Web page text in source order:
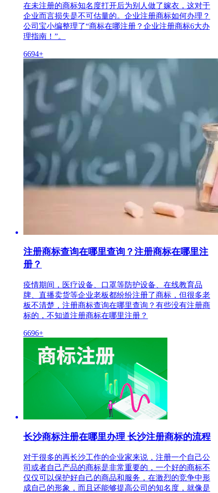
在未注册的商标知名度打开后为别人做了嫁衣，这对于
企业而言损失是不可估量的。企业注册商标如何办理？
公司宝小编整理了“商标在哪注册？企业注册商标6大办
理指南！”。
6694+
注册商标查询在哪里查询？注册商标在哪里注
册？
疫情期间，医疗设备、口罩等防护设备、在线教育品
牌、直播卖货等企业老板都纷纷注册了商标，但很多老
板不清楚，注册商标查询在哪里查询？有些没有注册商
标的，不知道注册商标在哪里注册？
6696+
长沙商标注册在哪里办理 长沙注册商标的流程
对于很多的再长沙工作的企业家来说，注册一个自己公
司或者自己产品的商标是非常重要的，一个好的商标不
仅仅可以保护好自己的商品和服务，在激烈的竞争中形
成自己的形象，而且还能够提高公司的知名度，就像是